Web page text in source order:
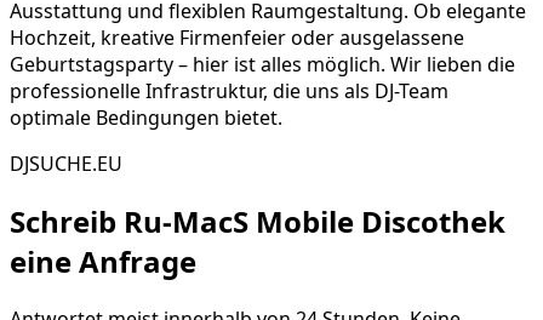
Ausstattung und flexiblen Raumgestaltung. Ob elegante
Hochzeit, kreative Firmenfeier oder ausgelassene
Geburtstagsparty – hier ist alles möglich. Wir lieben die
professionelle Infrastruktur, die uns als DJ-Team
optimale Bedingungen bietet.
DJSUCHE.EU
Schreib Ru-MacS Mobile Discothek
eine Anfrage